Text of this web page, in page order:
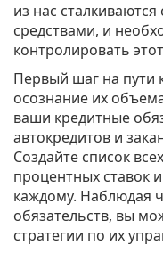
из нас
средствами, и
контролировать
Первый шаг на пути
осознание их
ваши кредитные
автокредитов и
Создайте список
процентных ставок
каждому. Наблюдая
обязательств, вы
стратегии по их